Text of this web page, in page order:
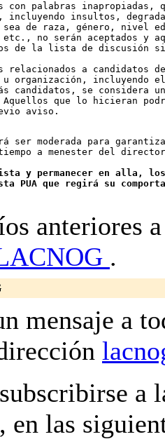
con palabras
incluyendo insultos,
de raza, género, nivel
etc., no serán aceptados y
de la lista de discusión
relacionados a candidatos
organización, incluyendo
candidatos, se
Aquellos que lo hicieran
aviso.
ser moderada para
a menester del
y permanecer en alla, los
PUA que regirá su
anteriores
.
mensaje a
a
en las